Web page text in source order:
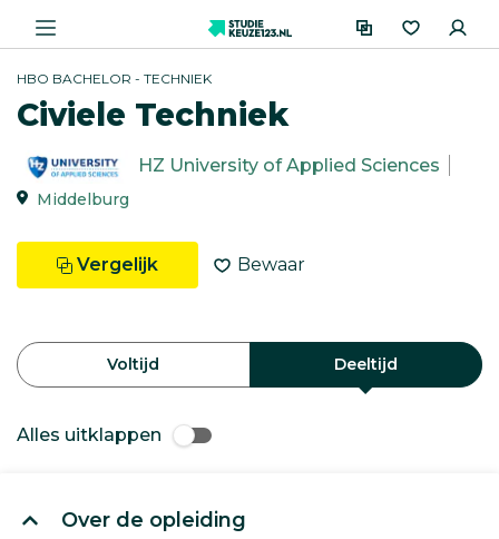
HBO BACHELOR - TECHNIEK
Civiele Techniek
HZ University of Applied Sciences
Middelburg
Vergelijk Bewaar
Voltijd Deeltijd
Alles uitklappen
Over de opleiding